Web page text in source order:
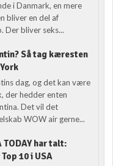
i Danmark, en mere
bliver en del af
Der bliver seks...
Så tag kæresten
dag, og det kan være
der hedder enten
Det vil det
WOW air gerne...
har talt:
10 i USA